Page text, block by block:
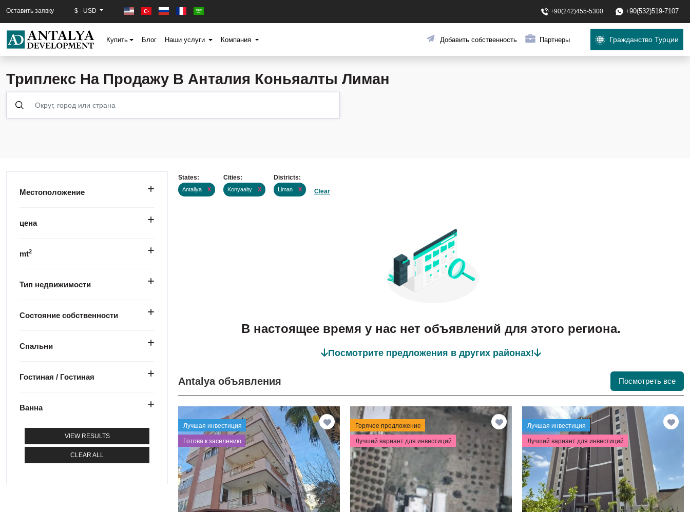
Оставить заявку $ - USD +90(242)455-5300 +90(532)519-7107
Купить Блог Наши услуги Компания Добавить собственность Партнеры Гражданство Турции
Триплекс На Продажу В Анталия Коньяалты Лиман
Местоположение
цена
mt2
Тип недвижимости
Состояние собственности
Спальни
Гостиная / Гостиная
Ванна
VIEW RESULTS
CLEAR ALL
States:
Antaliya X
Cities:
Konyaalty X
Districts:
Liman X Clear
В настоящее время у нас нет объявлений для этого региона.
Посмотрите предложения в других районах!
Antalya объявления Посмотреть все
Лучшая инвестиция
⁠Готова к заселению
Горячее предложение
Лучший вариант для инвестиций
Лучшая инвестиция
Лучший вариант для инвестиций